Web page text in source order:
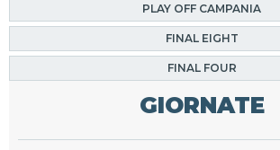
PLAY OFF CAMPANIA
FINAL EIGHT
FINAL FOUR
GIORNATE